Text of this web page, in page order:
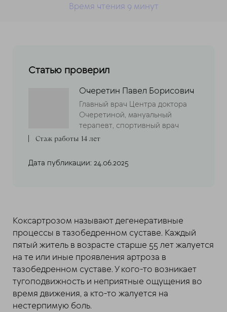
Время чтения 9 минут
Статью проверил
Очеретин Павел Борисович
Главный врач Центра доктора
Очеретиной, мануальный
терапевт, спортивный врач
Стаж работы 14 лет
Дата публикации: 24.06.2025
Коксартрозом называют дегенеративные
процессы в тазобедренном суставе. Каждый
пятый житель в возрасте старше 55 лет жалуется
на те или иные проявления артроза в
тазобедренном суставе. У кого-то возникает
тугоподвижность и неприятные ощущения во
время движения, а кто-то жалуется на
нестерпимую боль.